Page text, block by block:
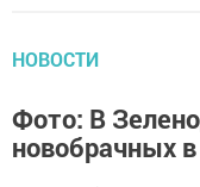
НОВОСТИ
Фото: В
новобрачных